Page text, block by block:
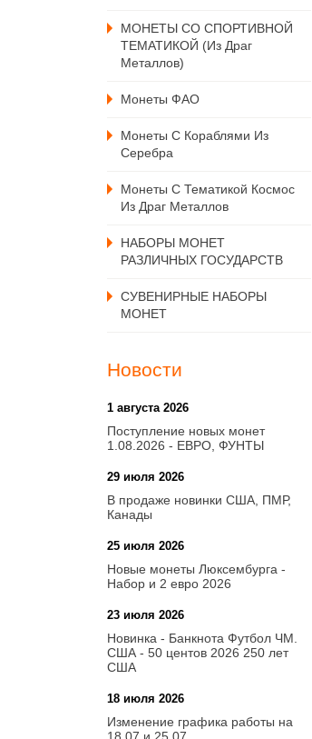
МОНЕТЫ СО СПОРТИВНОЙ
ТЕМАТИКОЙ (из Драг
Металлов)
Монеты ФАО
Монеты С Кораблями Из
Серебра
Монеты С Тематикой Космос
Из Драг Металлов
НАБОРЫ МОНЕТ
РАЗЛИЧНЫХ ГОСУДАРСТВ
СУВЕНИРНЫЕ НАБОРЫ
МОНЕТ
Новости
1 августа 2026
Поступление новых монет
1.08.2026 - ЕВРО, ФУНТЫ
29 июля 2026
В продаже новинки США, ПМР,
Канады
25 июля 2026
Новые монеты Люксембурга -
Набор и 2 евро 2026
23 июля 2026
Новинка - Банкнота Футбол ЧМ.
США - 50 центов 2026 250 лет
США
18 июля 2026
Изменение графика работы на